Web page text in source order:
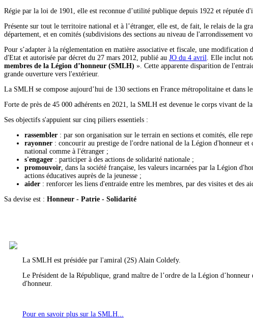
Régie par la loi de 1901, elle est reconnue d’utilité publique depuis 1922 et réputée
Présente sur tout le territoire national et à l’étranger, elle est, de fait, le relais de la
département, et en comités (subdivisions des sections au niveau de l'arrondissement
Pour s’adapter à la réglementation en matière associative et fiscale, une modification
d'Etat et autorisée par décret du 27 mars 2012, publié au JO du 4 avril . Elle inclut
membres de la Légion d’honneur (SMLH) ». Cette apparente disparition de
grande ouverture vers l'extérieur.
La SMLH se compose aujourd’hui de 130 sections en France métropolitaine et dans
Forte de près de 45 000 adhérents en 2021, la SMLH est devenue le corps vivant de
Ses objectifs s'appuient sur cinq piliers essentiels :
rassembler : par son organisation sur le terrain en sections et comités, elle
rayonner : concourir au prestige de l'ordre national de la Légion d'honneur
national comme à l'étranger ;
s'engager : participer à des actions de solidarité nationale ;
promouvoir , dans la société française, les valeurs incarnées par la Légion
actions éducatives auprès de la jeunesse ;
aider : renforcer les liens d'entraide entre les membres, par des visites et des
Sa devise est : Honneur - Patrie - Solidarité
La SMLH est présidée par l'amiral (2S) Alain Coldefy.
Le Président de la République, grand maître de l’ordre de la Légion
d'honneur.
Pour en savoir plus sur la SMLH...